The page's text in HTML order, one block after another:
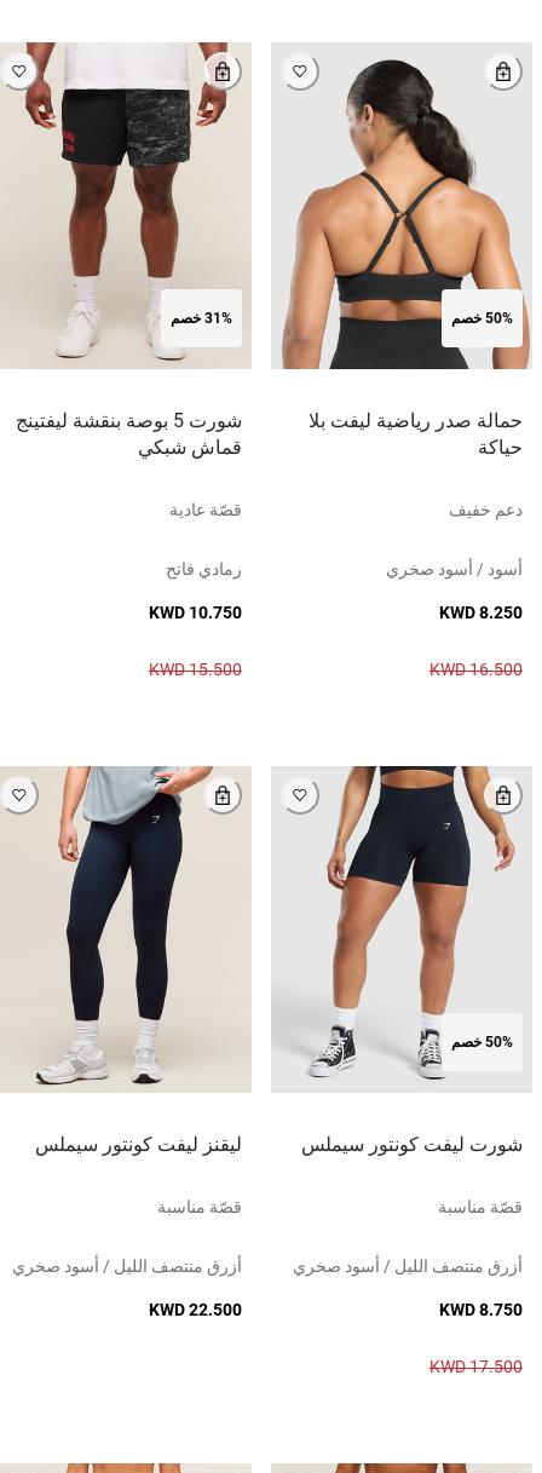
50% خصم
حمالة صدر رياضية ليفت بلا
حياكة
دعم خفيف
أسود / أسود صخري
KWD 8.250
KWD 16.500
31% خصم
شورت 5 بوصة بنقشة ليفتينج
قماش شبكي
قصّة عادية
رمادي فاتح
KWD 10.750
KWD 15.500
50% خصم
شورت ليفت كونتور سيملس
قصّة مناسبة
أزرق منتصف الليل / أسود صخري
KWD 8.750
KWD 17.500
ليقنز ليفت كونتور سيملس
قصّة مناسبة
أزرق منتصف الليل / أسود صخري
KWD 22.500